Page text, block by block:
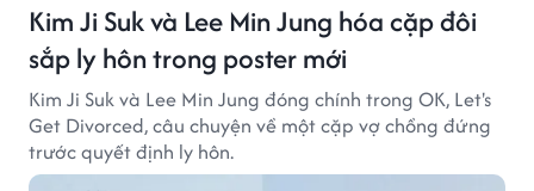
Kim Ji Suk và Lee Min Jung hóa cặp đôi
sắp ly hôn trong poster mới
Kim Ji Suk và Lee Min Jung đóng chính trong OK, Let's
Get Divorced, câu chuyện về một cặp vợ chồng đứng
trước quyết định ly hôn.